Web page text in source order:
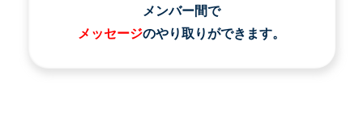
メンバー間で
メッセージのやり取りができます。